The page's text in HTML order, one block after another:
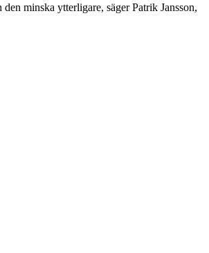
minska ytterligare, säger Patrik Jansson,